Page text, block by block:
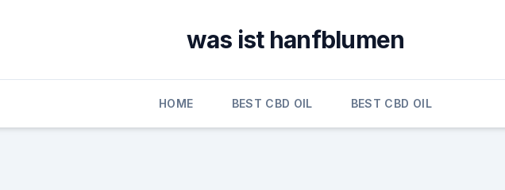
was ist hanfblumen
HOME BEST CBD OIL BEST CBD OIL